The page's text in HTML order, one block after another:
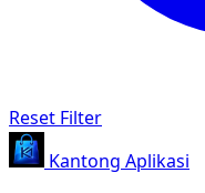
Reset Filter
Kantong Aplikasi